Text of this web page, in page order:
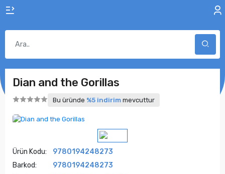
Dian and the Gorillas
Bu üründe %5 indirim mevcuttur
Ürün Kodu:
9780194248273
Barkod:
9780194248273